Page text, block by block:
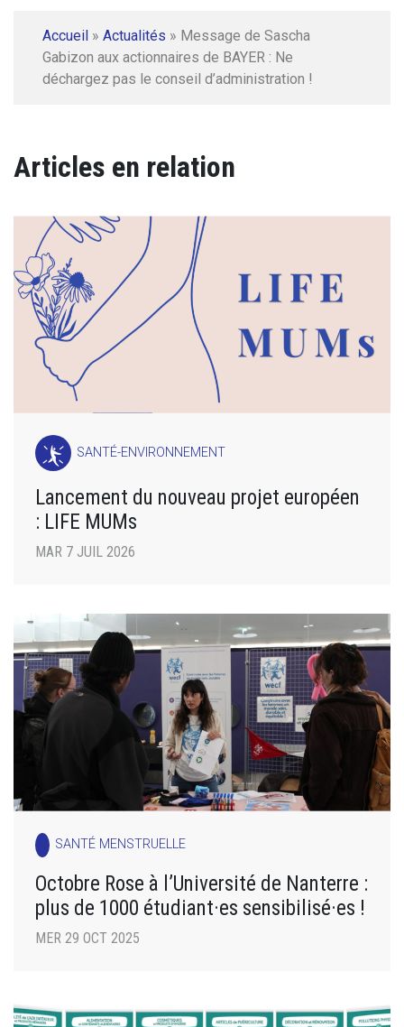
Accueil » Actualités » Message de Sascha
Gabizon aux actionnaires de BAYER : Ne
déchargez pas le conseil d’administration !
Articles en relation
SANTÉ-ENVIRONNEMENT
Lancement du nouveau projet européen
: LIFE MUMs
MAR 7 JUIL 2026
SANTÉ MENSTRUELLE
Octobre Rose à l’Université de Nanterre :
plus de 1000 étudiant·es sensibilisé·es !
MER 29 OCT 2025